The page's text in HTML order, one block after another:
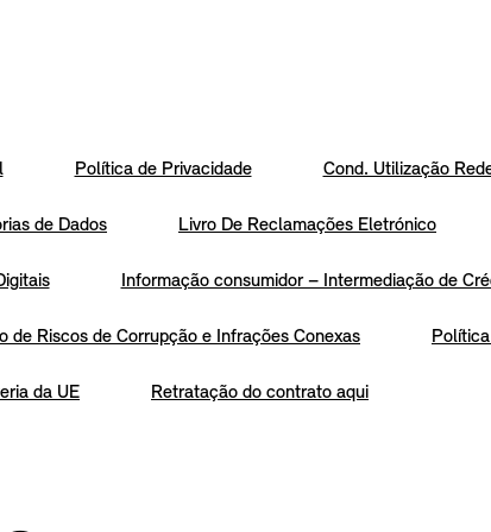
Política de Privacidade Cond. Utilização
de Dados Livro De Reclamações Eletrónico
Informação consumidor – Intermediação de
de Riscos de Corrupção e Infrações Conexas
da UE Retratação do contrato aqui